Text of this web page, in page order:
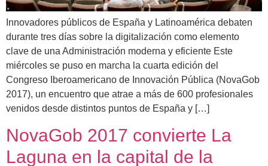
Innovadores públicos de España y Latinoamérica debaten
durante tres días sobre la digitalización como elemento
clave de una Administración moderna y eficiente Este
miércoles se puso en marcha la cuarta edición del
Congreso Iberoamericano de Innovación Pública (NovaGob
2017), un encuentro que atrae a más de 600 profesionales
venidos desde distintos puntos de España y […]
NovaGob 2017 convierte La
Laguna en la capital de la